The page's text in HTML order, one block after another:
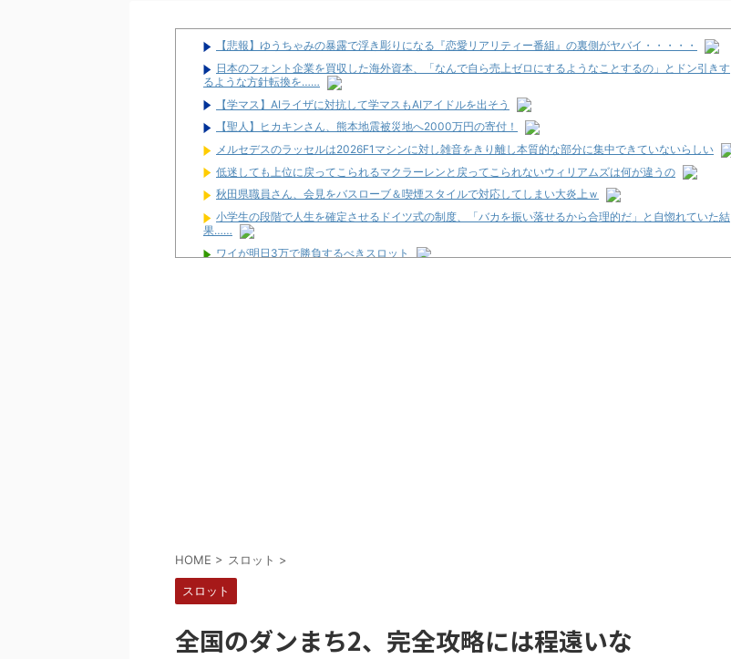
【悲報】ゆうちゃみの暴露で浮き彫りになる『恋愛リアリティー番組』の裏側がヤバイ・・・・・
日本のフォント企業を買収した海外資本、「なんで自ら売上ゼロにするようなことするの」とドン引きす
るような方針転換を……
【学マス】AIライザに対抗して学マスもAIアイドルを出そう
【聖人】ヒカキンさん、熊本地震被災地へ2000万円の寄付！
メルセデスのラッセルは2026F1マシンに対し雑音をきり離し本質的な部分に集中できていないらしい
低迷しても上位に戻ってこられるマクラーレンと戻ってこられないウィリアムズは何が違うの
秋田県職員さん、会見をバスローブ＆喫煙スタイルで対応してしまい大炎上ｗ
小学生の段階で人生を確定させるドイツ式の制度、「バカを振い落せるから合理的だ」と自惚れていた結
果……
ワイが明日3万で勝負するべきスロット
HOME > スロット >
スロット
全国のダンまち2、完全攻略には程遠いな